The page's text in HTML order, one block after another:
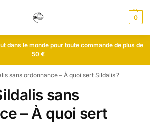
0
dans le monde pour toute commande de plus de
50 €
sans ordonnance – À quoi sert Sildalis ?
sans
– À quoi sert